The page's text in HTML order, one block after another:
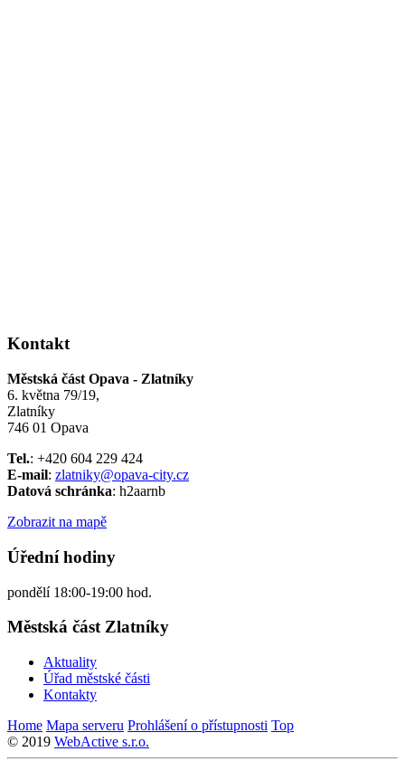
Kontakt
Městská část Opava - Zlatníky
6. května 79/19,
Zlatníky
746 01 Opava
Tel.: +420 604 229 424
E-mail: zlatniky@opava-city.cz
Datová schránka: h2aarnb
Zobrazit na mapě
Úřední hodiny
pondělí 18:00-19:00 hod.
Městská část Zlatníky
Aktuality
Úřad městské části
Kontakty
Home Mapa serveru Prohlášení o přístupnosti Top
© 2019 WebActive s.r.o.